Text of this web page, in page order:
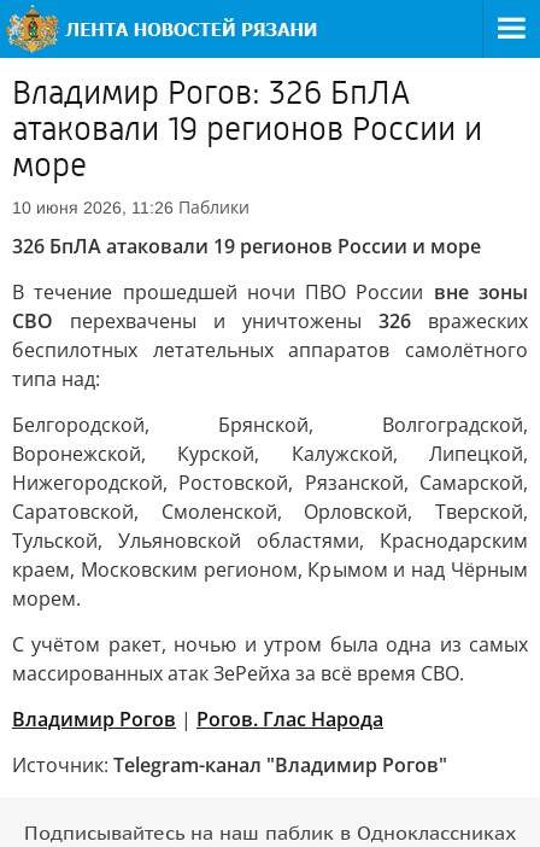
Владимир Рогов: 326 БпЛА
атаковали 19 регионов России и
море
10 июня 2026, 11:26 Паблики
326 БпЛА атаковали 19 регионов России и море
В течение прошедшей ночи ПВО России вне зоны
СВО перехвачены и уничтожены 326 вражеских
беспилотных летательных аппаратов самолётного
типа над:
Белгородской, Брянской, Волгоградской,
Воронежской, Курской, Калужской, Липецкой,
Нижегородской, Ростовской, Рязанской, Самарской,
Саратовской, Смоленской, Орловской, Тверской,
Тульской, Ульяновской областями, Краснодарским
краем, Московским регионом, Крымом и над Чёрным
морем.
С учётом ракет, ночью и утром была одна из самых
массированных атак ЗеРейха за всё время СВО.
Владимир Рогов | Рогов. Глас Народа
Источник: Telegram-канал "Владимир Рогов"
Подписывайтесь на наш паблик в Одноклассниках